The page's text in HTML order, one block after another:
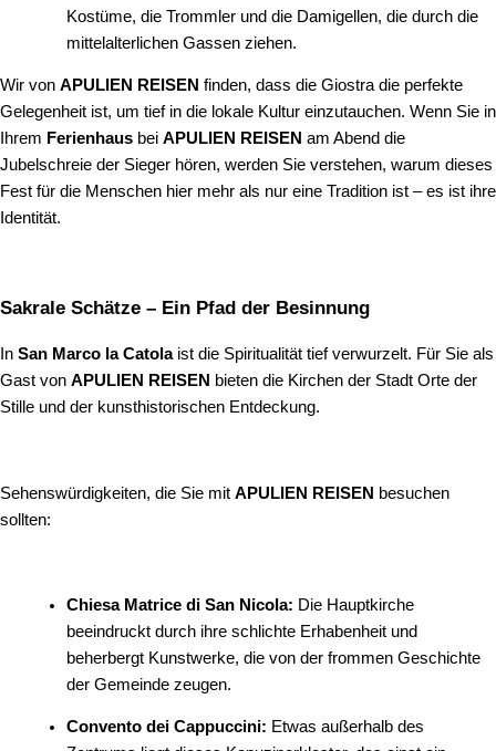
Kostüme, die Trommler und die Damigellen, die durch die
mittelalterlichen Gassen ziehen.
Wir von APULIEN REISEN finden, dass die Giostra die perfekte
Gelegenheit ist, um tief in die lokale Kultur einzutauchen. Wenn Sie in
Ihrem Ferienhaus bei APULIEN REISEN am Abend die
Jubelschreie der Sieger hören, werden Sie verstehen, warum dieses
Fest für die Menschen hier mehr als nur eine Tradition ist – es ist ihre
Identität.
Sakrale Schätze – Ein Pfad der Besinnung
In San Marco la Catolaist die Spiritualität tief verwurzelt. Für Sie als
Gast von APULIEN REISEN bieten die Kirchen der Stadt Orte der
Stille und der kunsthistorischen Entdeckung.
Sehenswürdigkeiten, die Sie mit APULIEN REISEN besuchen
sollten:
Chiesa Matrice di San Nicola: Die Hauptkirche
beeindruckt durch ihre schlichte Erhabenheit und
beherbergt Kunstwerke, die von der frommen Geschichte
der Gemeinde zeugen.
Convento dei Cappuccini: Etwas außerhalb des